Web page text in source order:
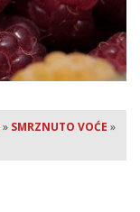
» SMRZNUTO VOĆE »